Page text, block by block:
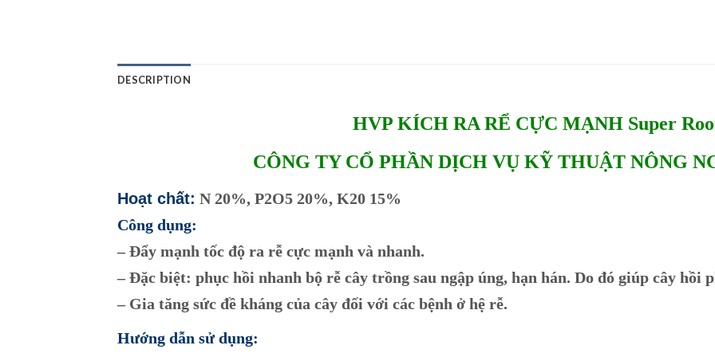
DESCRIPTION
HVP KÍCH RA RỂ CỰC MẠNH Super
CÔNG TY CỔ PHẦN DỊCH VỤ KỸ THUẬT NÔNG
Hoạt chất: N 20%, P2O5 20%, K20 15%
Công dụng:
– Đẩy mạnh tốc độ ra rễ cực mạnh và nhanh.
– Đặc biệt: phục hồi nhanh bộ rễ cây trồng sau ngập úng, hạn hán. Do đó giúp cây hồi
– Gia tăng sức đề kháng của cây đối với các bệnh ở hệ rễ.
Hướng dẫn sử dụng: